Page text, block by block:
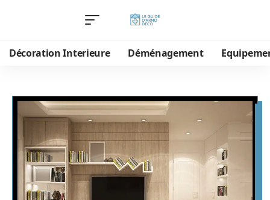
Décoration Interieure Déménagement